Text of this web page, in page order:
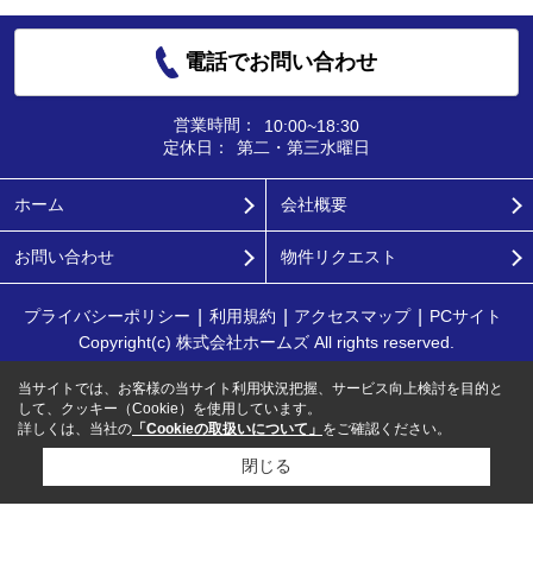
電話でお問い合わせ
営業時間：
10:00~18:30
定休日：
第二・第三水曜日
ホーム 会社概要
お問い合わせ 物件リクエスト
プライバシーポリシー 利用規約 アクセスマップ
PCサイト
Copyright(c) 株式会社ホームズ All rights reserved.
当サイトでは、お客様の当サイト利用状況把握、サービス向上検討を目的と
して、クッキー（Cookie）を使用しています。
詳しくは、当社の 「Cookieの取扱いについて」 をご確認ください。
閉じる